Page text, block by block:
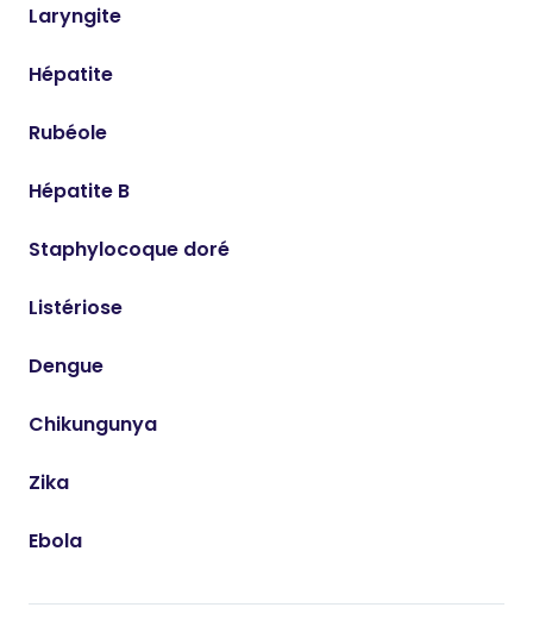
Laryngite
Hépatite
Rubéole
Hépatite B
Staphylocoque doré
Listériose
Dengue
Chikungunya
Zika
Ebola